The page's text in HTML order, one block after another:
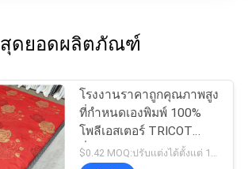
สุดยอดผลิตภัณฑ์
โรงงานราคาถูกคุณภาพสูง
ที่กำหนดเองพิมพ์ 100%
โพลีเอสเตอร์ TRICOT
ที่นอนผ้า